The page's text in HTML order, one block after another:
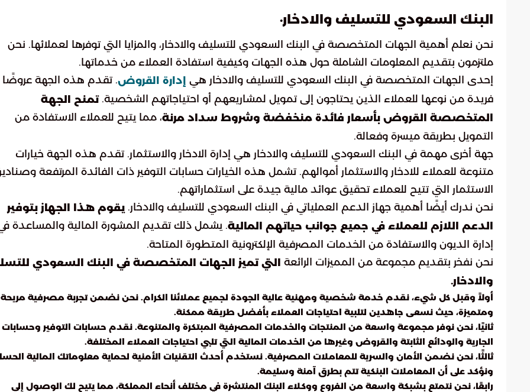
البنك السعودي للتسليف والادخار.
نحن نعلم أهمية الجهات المتخصصة في البنك السعودي للتسليف والادخار، والمزايا التي توفرها لعملائها. نحن
ملتزمون بتقديم المعلومات الشاملة حول هذه الجهات وكيفية استفادة العملاء من خدماتها.
إحدى الجهات المتخصصة في البنك السعودي للتسليف والادخار هي إدارة القروض. تقدم هذه الجهة عروضًا
فريدة من نوعها للعملاء الذين يحتاجون إلى تمويل لمشاريعهم أو احتياجاتهم الشخصية.تمنح الجهة
المتخصصة القروض بأسعار فائدة منخفضة وشروط سداد مرنة، مما يتيح للعملاء الاستفادة من
التمويل بطريقة ميسرة وفعالة.
جهة أخرى مهمة في البنك السعودي للتسليف والادخار هي إدارة الادخار والاستثمار. تقدم هذه الجهة خيارات
متنوعة للعملاء للادخار والاستثمار أموالهم. تشمل هذه الخيارات حسابات التوفير ذات الفائدة المرتفعة
الاستثمار التي تتيح للعملاء تحقيق عوائد مالية جيدة على استثماراتهم.
نحن ندرك أيضًا أهمية جهاز الدعم العملياتي في البنك السعودي للتسليف والادخار. يقوم هذا الجهاز بتوفير
الدعم اللازم للعملاء في جميع جوانب حياتهم المالية. يشمل ذلك تقديم المشورة المالية والمساعدة
إدارة الديون والاستفادة من الخدمات المصرفية الإلكترونية المتطورة المتاحة.
نحن نفخر بتقديم مجموعة من المميزات الرائعة
التي تميز الجهات المتخصصة في البنك السعودي
والادخار.
أولاً وقبل كل شيء، نقدم خدمة شخصية ومهنية عالية الجودة لجميع عملائنا الكرام. نحن نضمن تجربة مصرفية مريحة
ومتميزة، حيث نسعى جاهدين لتلبية احتياجات العملاء بأفضل طريقة ممكنة.
ثانيًا، نحن نوفر مجموعة واسعة من المنتجات والخدمات المصرفية المبتكرة والمتنوعة. نقدم حسابات التوفير وحسابات
الجارية والودائع الثابتة والقروض وغيرها من الخدمات المالية التي تلبي احتياجات العملاء المختلفة.
ثالثًا، نحن نضمن الأمان والسرية للمعاملات المصرفية. نستخدم أحدث التقنيات الأمنية لحماية معلوماتك المالية
ونؤكد على أن المعاملات البنكية تتم بطرق آمنة وسليمة.
رابعًا، نحن نتمتع بشبكة واسعة من الفروع ووكلاء البنك المنتشرة في مختلف أنحاء المملكة، مما يتيح لك الوصول إلى